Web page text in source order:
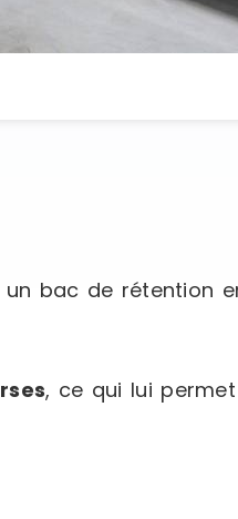
un bac de rétention
, ce qui lui